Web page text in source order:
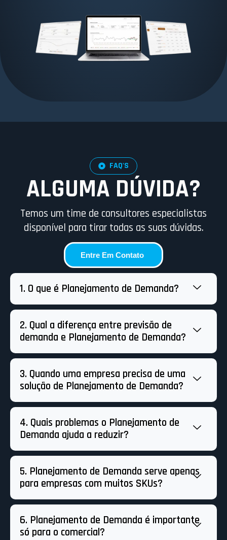
FAQ'S
ALGUMA DÚVIDA?
Temos um time de consultores especialistas
disponível para tirar todas as suas dúvidas.
Entre Em Contato
1. O que é Planejamento de Demanda?
2. Qual a diferença entre previsão de
demanda e Planejamento de Demanda?
3. Quando uma empresa precisa de uma
solução de Planejamento de Demanda?
4. Quais problemas o Planejamento de
Demanda ajuda a reduzir?
5. Planejamento de Demanda serve apenas
para empresas com muitos SKUs?
6. Planejamento de Demanda é importante
só para o comercial?